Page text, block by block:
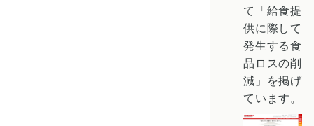
て「給食提
供に際して
発生する食
品ロスの削
減」を掲げ
ています。